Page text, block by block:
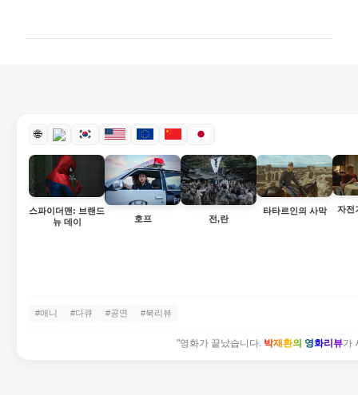
🌐
스파이더맨: 브랜드
뉴 데이
호프 전,란
타타르인의 사막 자전
#애니 #다큐 #공연 #북리뷰
"영화가 끝났습니다. 박재환의 영화리뷰가